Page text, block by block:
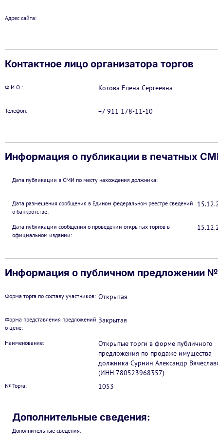
Адрес сайта:
Контактное лицо организатора торгов
Ф.И.О.: Котова Елена Сергеевна
Телефон: +7 911 178-11-10
Информация о публикации в печатных
Дата публикации в СМИ по месту нахождения должника:
Дата размещения сообщения в Едином федеральном реестре сведений
о банкротстве:
Дата публикации сообщения о проведении открытых торгов в
официальном издании:
Информация о публичном предложении
Форма торга по составу участников: Открытая
Форма представления предложений
о цене:
Закрытая
Наименование:
Открытые торги в форме публичного
предложения по продаже имущества
должника Сурнин Александр
(ИНН 780523968357)
№ Торга: 1053
Дополнительные сведения:
Дополнительные сведения: